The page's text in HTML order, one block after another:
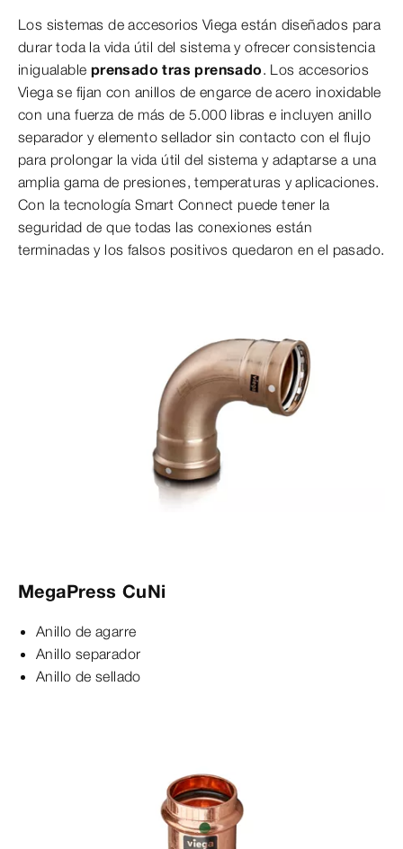
Los sistemas de accesorios Viega están diseñados para
durar toda la vida útil del sistema y ofrecer consistencia
inigualable prensado tras prensado. Los accesorios
Viega se fijan con anillos de engarce de acero inoxidable
con una fuerza de más de 5.000 libras e incluyen anillo
separador y elemento sellador sin contacto con el flujo
para prolongar la vida útil del sistema y adaptarse a una
amplia gama de presiones, temperaturas y aplicaciones.
Con la tecnología Smart Connect puede tener la
seguridad de que todas las conexiones están
terminadas y los falsos positivos quedaron en el pasado.
MegaPress CuNi
Anillo de agarre
Anillo separador
Anillo de sellado